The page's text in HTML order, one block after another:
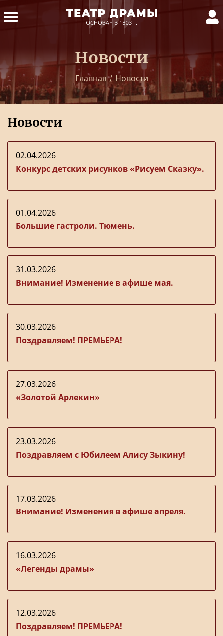
Новости
Главная / Новости
Новости
02.04.2026
Конкурс детских рисунков «Рисуем Сказку».
01.04.2026
Большие гастроли. Тюмень.
31.03.2026
Внимание! Изменение в афише мая.
30.03.2026
Поздравляем! ПРЕМЬЕРА!
27.03.2026
«Золотой Арлекин»
23.03.2026
Поздравляем с Юбилеем Алису Зыкину!
17.03.2026
Внимание! Изменения в афише апреля.
16.03.2026
«Легенды драмы»
12.03.2026
Поздравляем! ПРЕМЬЕРА!